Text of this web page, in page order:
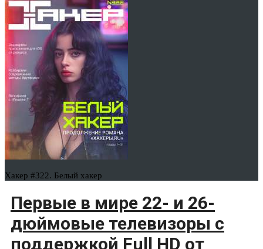
Хакер #322. Белый хакер
Первые в мире 22- и 26-
дюймовые телевизоры с
поддержкой Full HD от